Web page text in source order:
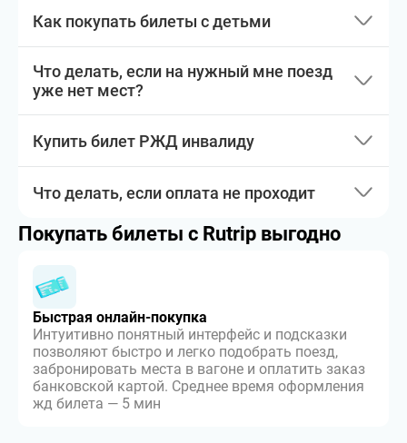
Как покупать билеты с детьми
Что делать, если на нужный мне поезд
уже нет мест?
Купить билет РЖД инвалиду
Что делать, если оплата не проходит
Покупать билеты с Rutrip выгодно
Быстрая онлайн-покупка
Интуитивно понятный интерфейс и подсказки
позволяют быстро и легко подобрать поезд,
забронировать места в вагоне и оплатить заказ
банковской картой. Среднее время оформления
жд билета — 5 мин